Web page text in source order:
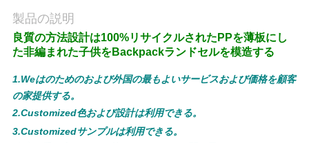
し
な
さ
い
製品の説明
良質の方法設計は100%リサイクルされたPPを薄板にし
た非編まれた子供をBackpackランドセルを模造する
1.Weはのためのおよび外国の最もよいサービスおよび価格を顧客
の家提供する。
2.Customized色および設計は利用できる。
3.Customizedサンプルは利用できる。